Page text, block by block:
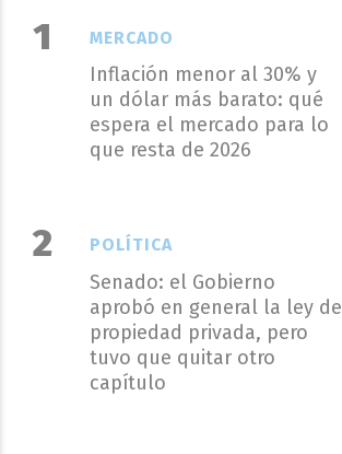
Inflación menor al 30% y
un dólar más barato: qué
espera el mercado para lo
que resta de 2026
MERCADO
Senado: el Gobierno
aprobó en general la ley de
propiedad privada, pero
tuvo que quitar otro
capítulo
POLÍTICA